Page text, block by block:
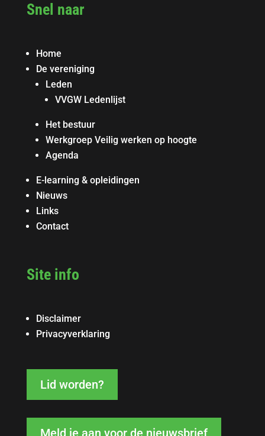
Snel naar
Home
De vereniging
Leden
VVGW Ledenlijst
Het bestuur
Werkgroep Veilig werken op hoogte
Agenda
E-learning & opleidingen
Nieuws
Links
Contact
Site info
Disclaimer
Privacyverklaring
Lid worden?
Meld je aan voor de nieuwsbrief